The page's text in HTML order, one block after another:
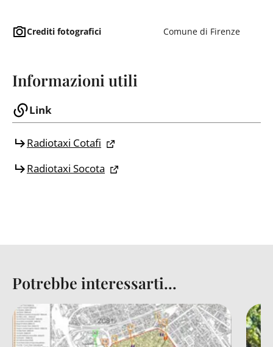
Crediti fotografici Comune di Firenze
Informazioni utili
Link
Radiotaxi Cotafi
Radiotaxi Socota
Potrebbe interessarti...